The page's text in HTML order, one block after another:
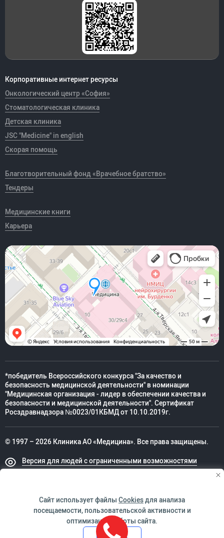
Корпоративные интернет ресурсы
Онкологический центр «София»
Стоматологическая клиника
Детская клиника
JSC "Medicine" in english
Скорая помощь
Благотворительный фонд «Врачебное братство»
Тендеры
Медицинские книги
Карьера
*победитель Всероссийского конкурса "За качество и
безопасность медицинской деятельности" в номинации
"Медицинская организация - лидер в обеспечении качества и
безопасности и медицинской деятельности". Сертификат
Росздравнадзора №0023/01КБМД от 10.10.2019г.
© 1997 – 2026 Клиника АО «Медицина». Все права защищены.
Версия для людей с ограниченными возможностями
ИМЕЮТСЯ ПРОТИВОПОКАЗАНИЯ. НЕОБХОДИМО
Сайт использует файлы Cookiesдля анализа
посещаемости, пользовательской активности и
оптимизации работы сайта.